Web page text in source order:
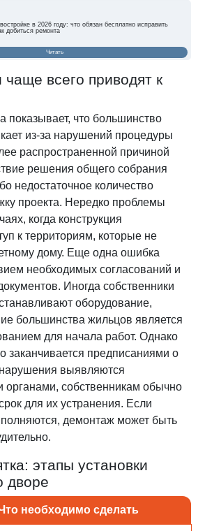
в 2026 году: что обязан бесплатно исправить
добиться ремонта
Читать
всего приводят к
показывает, что большинство
из-за нарушений процедуры
распространенной причиной
решения общего собрания
недостаточное количество
проекта. Нередко проблемы
когда конструкция
к территориям, которые не
дому. Еще одна ошибка
необходимых согласований и
Иногда собственники
оборудование,
большинства жильцов является
для начала работ. Однако
заканчивается предписаниями о
выявляются
собственникам обычно
для их устранения. Если
демонтаж может быть
этапы установки
дворе
необходимо сделать